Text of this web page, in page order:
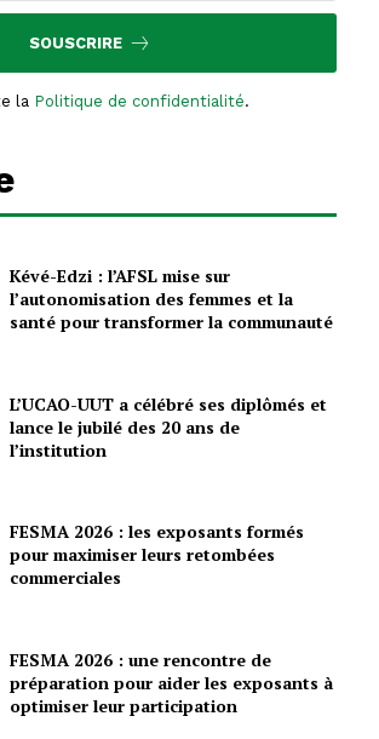
SOUSCRIRE
la Politique de confidentialité.
Kévé-Edzi : l’AFSL mise sur
l’autonomisation des femmes et la
santé pour transformer la communauté
L’UCAO-UUT a célébré ses diplômés et
lance le jubilé des 20 ans de
l’institution
FESMA 2026 : les exposants formés
pour maximiser leurs retombées
commerciales
FESMA 2026 : une rencontre de
préparation pour aider les exposants à
optimiser leur participation